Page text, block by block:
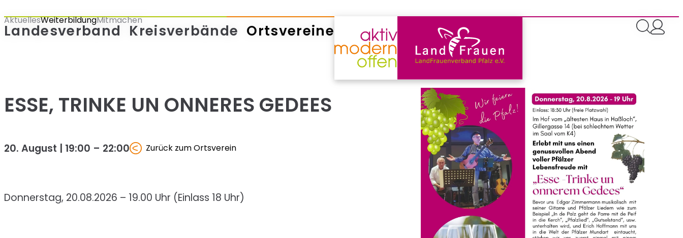
Inhalt
springen
AktuellesWeiterbildungMitmachen
Landesverband Kreisverbände Ortsvereine
ESSE, TRINKE UN ONNERES GEDEES
20. August | 19:00 – 22:00 Zurück zum Ortsverein
Donnerstag, 20.08.2026 – 19.00 Uhr (Einlass 18 Uhr)